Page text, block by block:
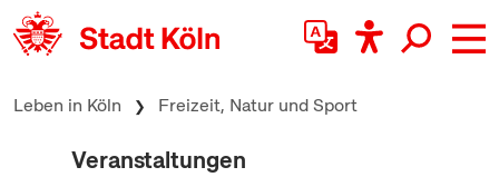
zum Inhalt springen
Leben in Köln Freizeit, Natur und Sport
Veranstaltungen